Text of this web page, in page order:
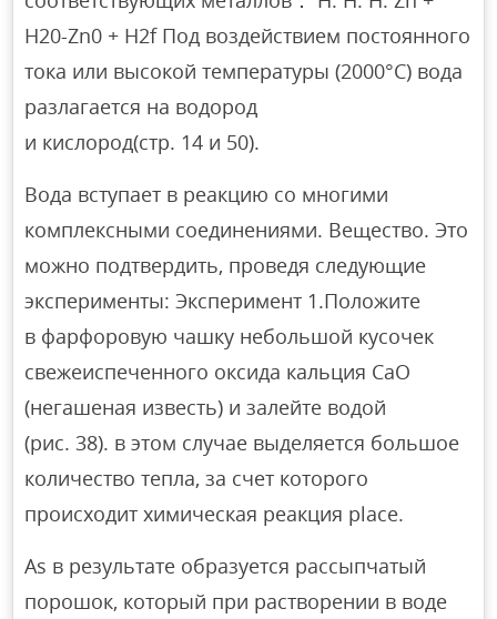
H20-Zn0 + H2f Под воздействием постоянного
тока или высокой температуры (2000°C) вода
разлагается на водород
и кислород(стр. 14 и 50).
Вода вступает в реакцию со многими
комплексными соединениями. Вещество. Это
можно подтвердить, проведя следующие
эксперименты: Эксперимент 1.Положите
в фарфоровую чашку небольшой кусочек
свежеиспеченного оксида кальция CaO
(негашеная известь) и залейте водой
(рис. 38). в этом случае выделяется большое
количество тепла, за счет которого
происходит химическая реакция place.
As в результате образуется рассыпчатый
порошок, который при растворении в воде